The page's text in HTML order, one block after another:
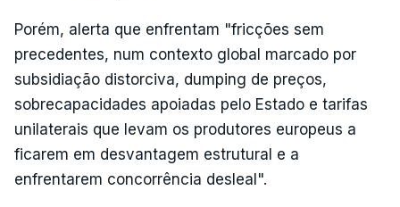
Porém, alerta que enfrentam "fricções sem
precedentes, num contexto global marcado por
subsidiação distorciva, dumping de preços,
sobrecapacidades apoiadas pelo Estado e tarifas
unilaterais que levam os produtores europeus a
ficarem em desvantagem estrutural e a
enfrentarem concorrência desleal".